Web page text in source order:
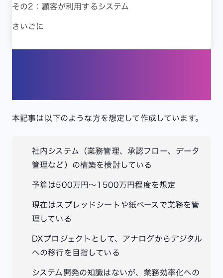
その2：顧客が利用するシステム
さいごに
本記事は以下のような方を想定して作成しています。
社内システム（業務管理、承認フロー、データ
管理など）の構築を検討している
予算は500万円〜1500万円程度を想定
現在はスプレッドシートや紙ベースで業務を管
理している
DXプロジェクトとして、アナログからデジタル
への移行を目指している
システム開発の知識はないが、業務効率化への